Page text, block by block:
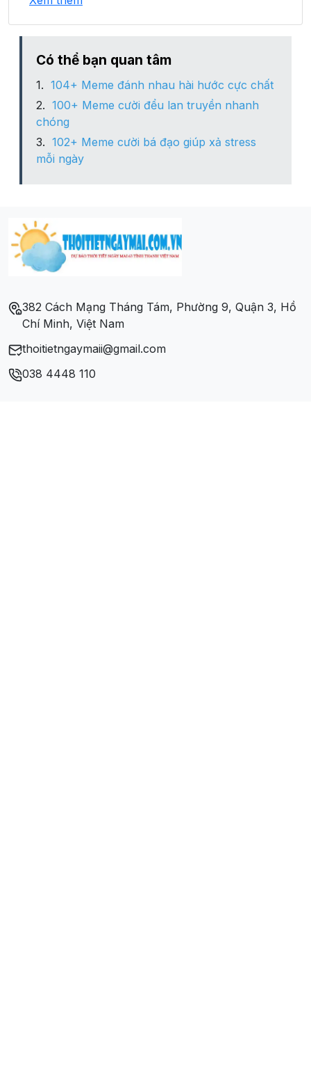
Xã Nghĩa Tá
Xã Phương Viên
Xã Quảng Bạch
Xã Xuân Lạc
Xã Yên Phong
Xã Yên Thịnh
Có thể bạn quan tâm
104+ Meme đánh nhau hài hước cực chất
100+ Meme cười đểu lan truyền nhanh
chóng
102+ Meme cười bá đạo giúp xả stress
mỗi ngày
382 Cách Mạng Tháng Tám, Phường 9, Quận 3, Hồ
Chí Minh, Việt Nam
thoitietngaymaii@gmail.com
038 4448 110